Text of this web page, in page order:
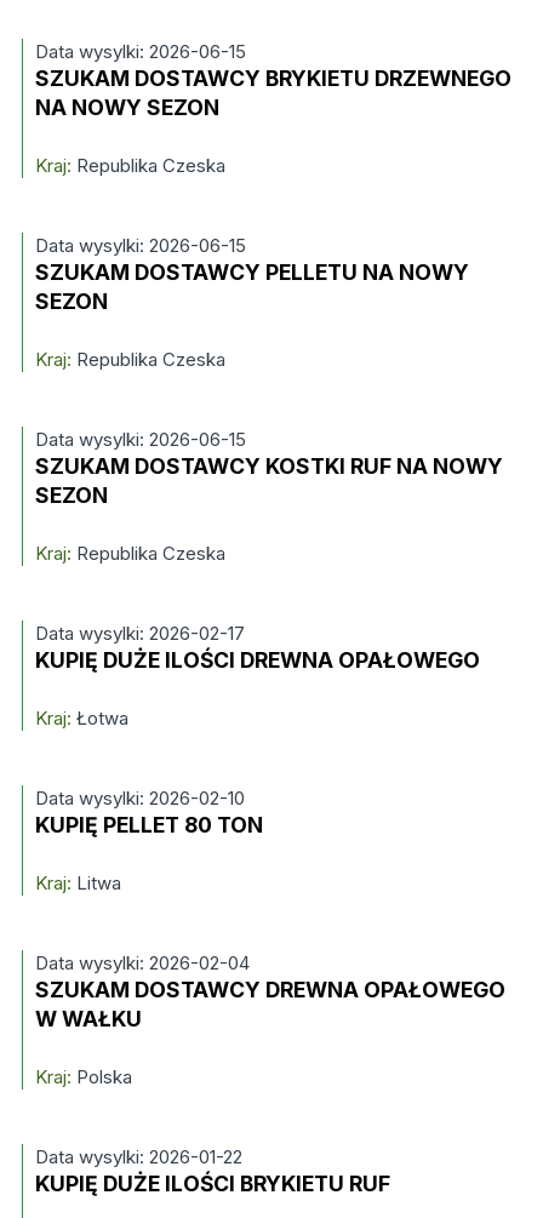
Data wysylki: 2026-06-15
SZUKAM DOSTAWCY BRYKIETU DRZEWNEGO
NA NOWY SEZON
Kraj: Republika Czeska
Data wysylki: 2026-06-15
SZUKAM DOSTAWCY PELLETU NA NOWY
SEZON
Kraj: Republika Czeska
Data wysylki: 2026-06-15
SZUKAM DOSTAWCY KOSTKI RUF NA NOWY
SEZON
Kraj: Republika Czeska
Data wysylki: 2026-02-17
KUPIĘ DUŻE ILOŚCI DREWNA OPAŁOWEGO
Kraj: Łotwa
Data wysylki: 2026-02-10
KUPIĘ PELLET 80 TON
Kraj: Litwa
Data wysylki: 2026-02-04
SZUKAM DOSTAWCY DREWNA OPAŁOWEGO
W WAŁKU
Kraj: Polska
Data wysylki: 2026-01-22
KUPIĘ DUŻE ILOŚCI BRYKIETU RUF